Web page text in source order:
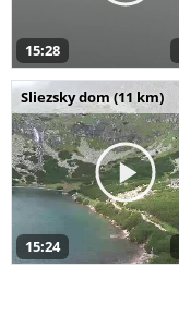
15:28
Sliezsky dom (11 km)
15:24